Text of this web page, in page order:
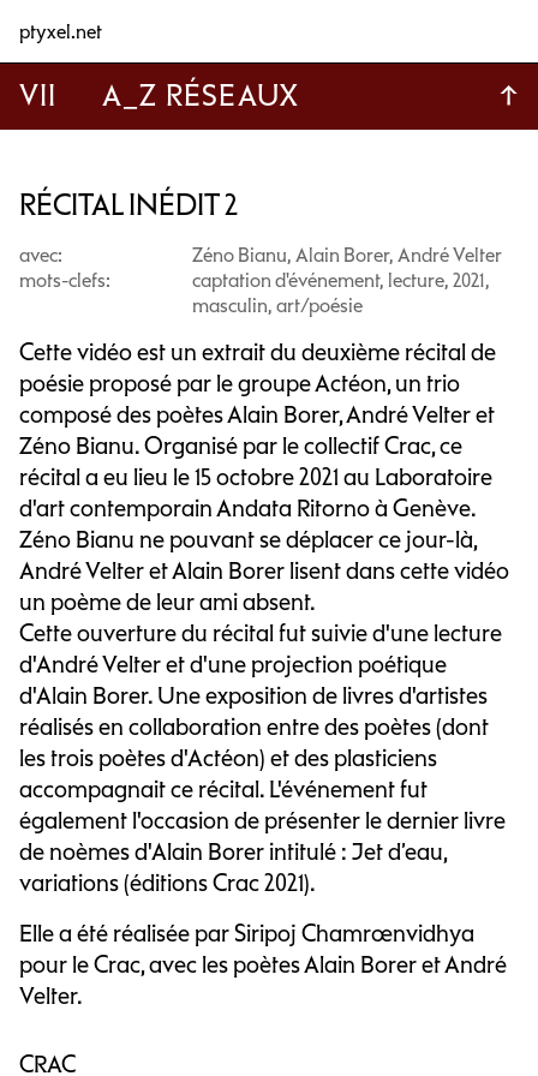
ptyxel.net
VII A_Z RÉSEAUX ↑
RÉCITAL INÉDIT 2
avec:
Zéno Bianu, Alain Borer, André Velter
mots-clefs:
captation d'événement, lecture, 2021,
masculin, art/poésie
Cette vidéo est un extrait du deuxième récital de
poésie proposé par le groupe Actéon, un trio
composé des poètes Alain Borer, André Velter et
Zéno Bianu. Organisé par le collectif Crac, ce
récital a eu lieu le 15 octobre 2021 au Laboratoire
d'art contemporain Andata Ritorno à Genève.
Zéno Bianu ne pouvant se déplacer ce jour-là,
André Velter et Alain Borer lisent dans cette vidéo
un poème de leur ami absent.
Cette ouverture du récital fut suivie d'une lecture
d'André Velter et d'une projection poétique
d'Alain Borer. Une exposition de livres d'artistes
réalisés en collaboration entre des poètes (dont
les trois poètes d'Actéon) et des plasticiens
accompagnait ce récital. L'événement fut
également l'occasion de présenter le dernier livre
de noèmes d'Alain Borer intitulé : Jet d’eau,
variations (éditions Crac 2021).
Elle a été réalisée par Siripoj Chamroenvidhya
pour le Crac, avec les poètes Alain Borer et André
Velter.
CRAC